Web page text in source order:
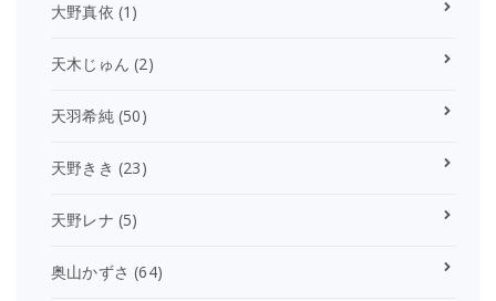
大野真依 (1)
天木じゅん (2)
天羽希純(50)
天野きき (23)
天野レナ (5)
奥山かずさ (64)